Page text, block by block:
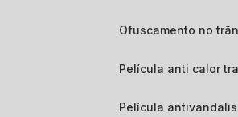
Ofuscamento no
Película anti calor
Película